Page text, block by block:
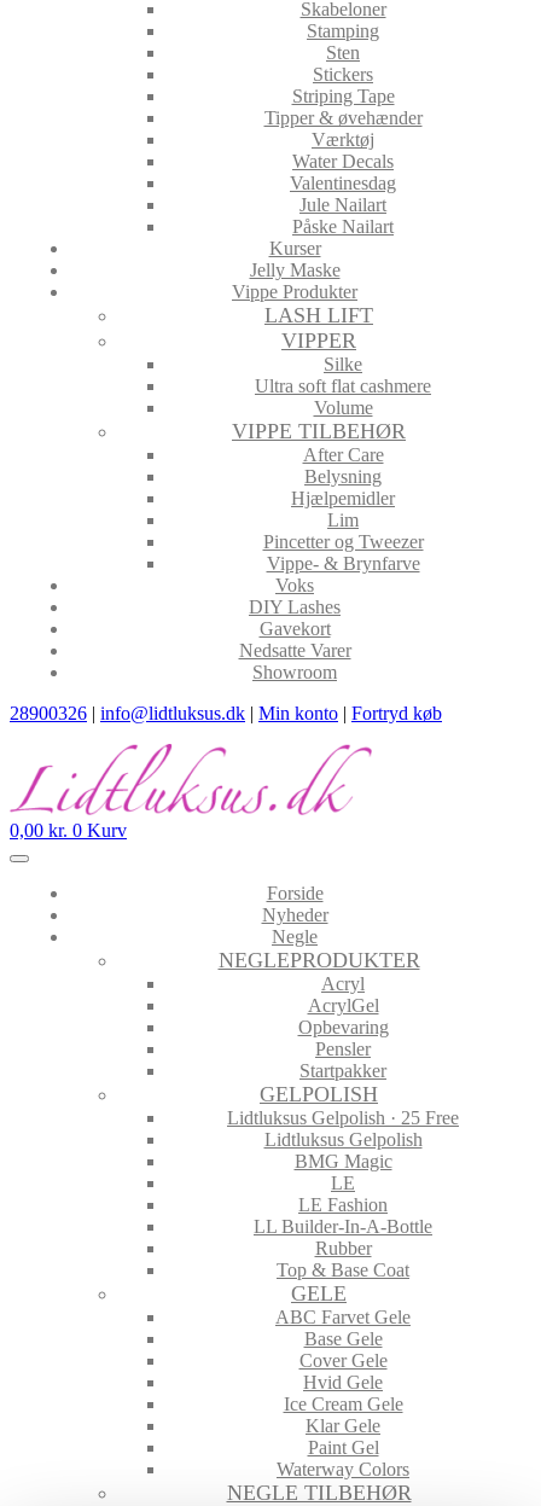
Skabeloner
Stamping
Sten
Stickers
Striping Tape
Tipper & øvehænder
Værktøj
Water Decals
Valentinesdag
Jule Nailart
Påske Nailart
Kurser
Jelly Maske
Vippe Produkter
LASH LIFT
VIPPER
Silke
Ultra soft flat cashmere
Volume
VIPPE TILBEHØR
After Care
Belysning
Hjælpemidler
Lim
Pincetter og Tweezer
Vippe- & Brynfarve
Voks
DIY Lashes
Gavekort
Nedsatte Varer
Showroom
28900326 | info@lidtluksus.dk | Min konto | Fortryd køb
0,00 kr. 0 Kurv
Forside
Nyheder
Negle
NEGLEPRODUKTER
Acryl
AcrylGel
Opbevaring
Pensler
Startpakker
GELPOLISH
Lidtluksus Gelpolish · 25 Free
Lidtluksus Gelpolish
BMG Magic
LE
LE Fashion
LL Builder-In-A-Bottle
Rubber
Top & Base Coat
GELE
ABC Farvet Gele
Base Gele
Cover Gele
Hvid Gele
Ice Cream Gele
Klar Gele
Paint Gel
Waterway Colors
NEGLE TILBEHØR